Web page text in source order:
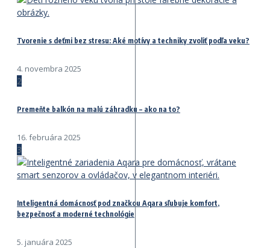
Tvorenie s deťmi bez stresu: Aké motívy a techniky zvoliť podľa veku?
4. novembra 2025
2
Premeňte balkón na malú záhradku – ako na to?
16. februára 2025
3
Inteligentná domácnosť pod značkou Aqara sľubuje komfort,
bezpečnosť a moderné technológie
5. januára 2025